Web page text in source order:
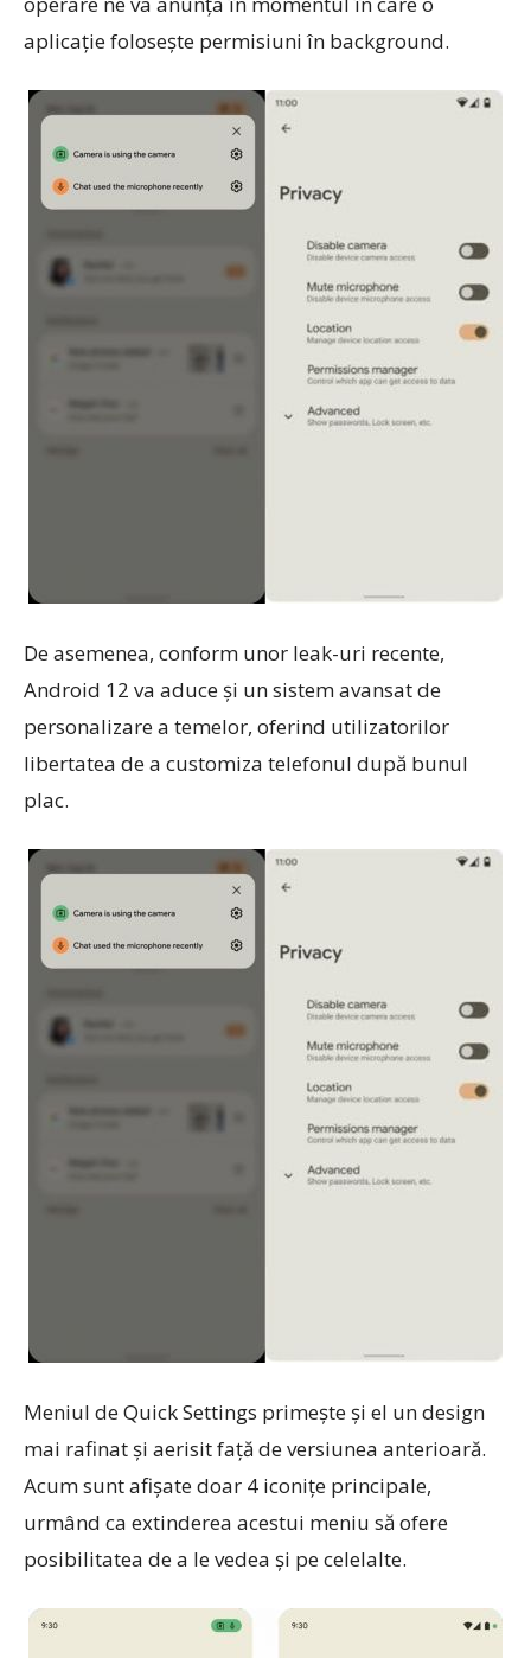
aplicație folosește permisiuni în background.
De asemenea, conform unor leak-uri recente,
Android 12 va aduce și un sistem avansat de
personalizare a temelor, oferind utilizatorilor
libertatea de a customiza telefonul după bunul
plac.
Meniul de Quick Settings primește și el un design
mai rafinat și aerisit față de versiunea anterioară.
Acum sunt afișate doar 4 iconițe principale,
urmând ca extinderea acestui meniu să ofere
posibilitatea de a le vedea și pe celelalte.